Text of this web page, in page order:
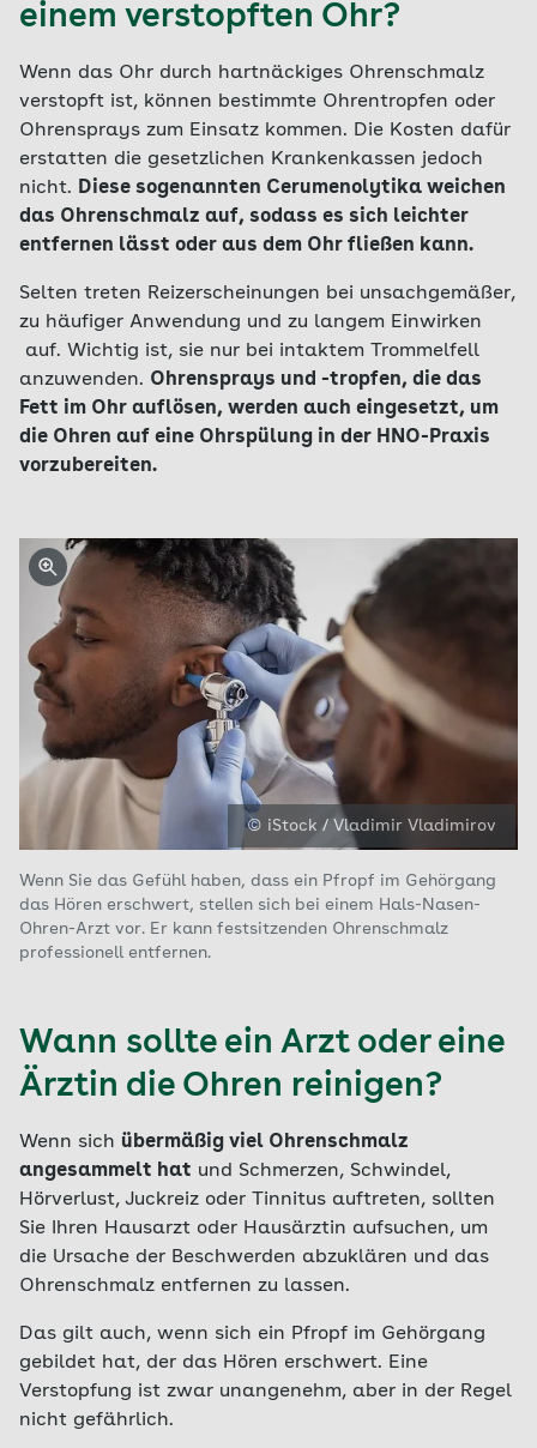
einem verstopften Ohr?
Wenn das Ohr durch hartnäckiges Ohrenschmalz
verstopft ist, können bestimmte Ohrentropfen oder
Ohrensprays zum Einsatz kommen. Die Kosten dafür
erstatten die gesetzlichen Krankenkassen jedoch
nicht. Diese sogenannten Cerumenolytika weichen
das Ohrenschmalz auf, sodass es sich leichter
entfernen lässt oder aus dem Ohr fließen kann.
Selten treten Reizerscheinungen bei unsachgemäßer,
zu häufiger Anwendung und zu langem Einwirken
auf. Wichtig ist, sie nur bei intaktem Trommelfell
anzuwenden. Ohrensprays und -tropfen, die das
Fett im Ohr auflösen, werden auch eingesetzt, um
die Ohren auf eine Ohrspülung in der HNO-Praxis
vorzubereiten.
© iStock / Vladimir Vladimirov
Wenn Sie das Gefühl haben, dass ein Pfropf im Gehörgang
das Hören erschwert, stellen sich bei einem Hals-Nasen-
Ohren-Arzt vor. Er kann festsitzenden Ohrenschmalz
professionell entfernen.
Wann sollte ein Arzt oder eine
Ärztin die Ohren reinigen?
Wenn sich übermäßig viel Ohrenschmalz
angesammelt hat und Schmerzen, Schwindel,
Hörverlust, Juckreiz oder Tinnitus auftreten, sollten
Sie Ihren Hausarzt oder Hausärztin aufsuchen, um
die Ursache der Beschwerden abzuklären und das
Ohrenschmalz entfernen zu lassen.
Das gilt auch, wenn sich ein Pfropf im Gehörgang
gebildet hat, der das Hören erschwert. Eine
Verstopfung ist zwar unangenehm, aber in der Regel
nicht gefährlich.